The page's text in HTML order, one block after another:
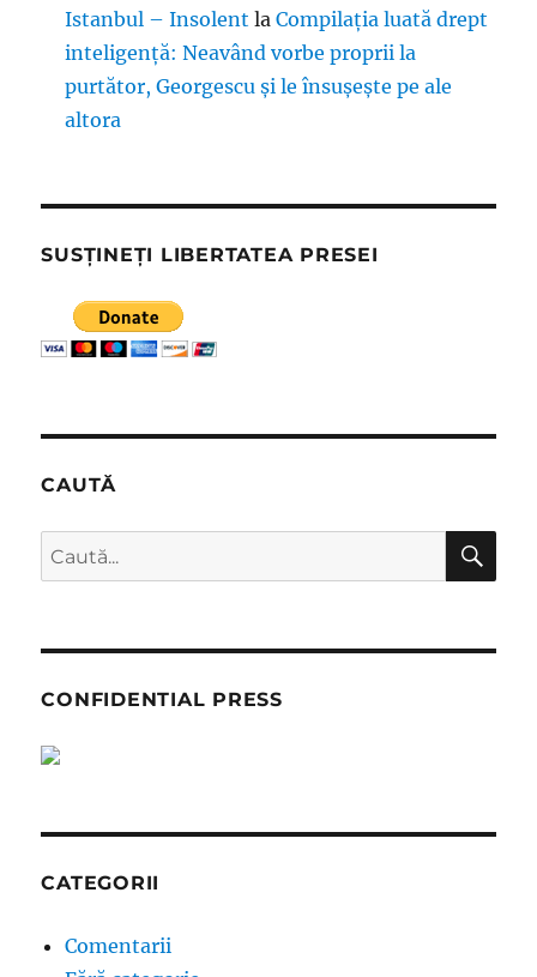
Istanbul – Insolent laCompilația luată drept
inteligență: Neavând vorbe proprii la
purtător, Georgescu și le însușește pe ale
altora
SUSȚINEȚI LIBERTATEA PRESEI
CAUTĂ
Caută
după:
CONFIDENTIAL PRESS
CATEGORII
Comentarii